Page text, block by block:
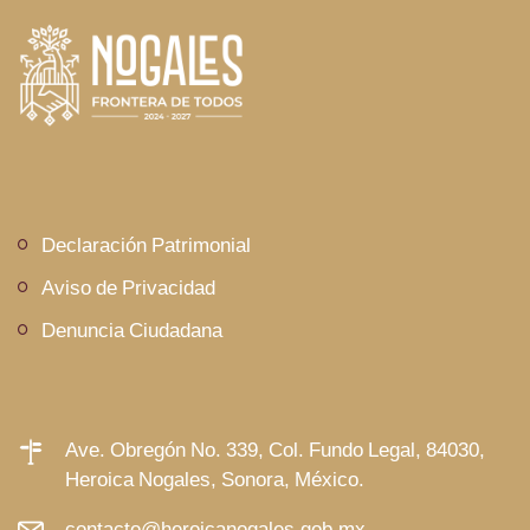
Declaración Patrimonial
Aviso de Privacidad
Denuncia Ciudadana
Ave. Obregón No. 339, Col. Fundo Legal, 84030,
Heroica Nogales, Sonora, México.